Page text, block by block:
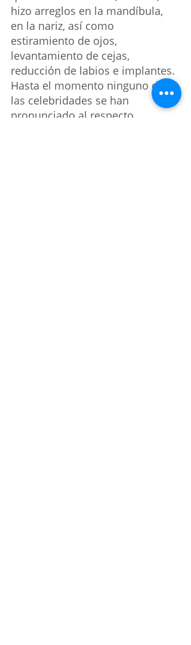
hizo arreglos en la mandíbula,
en la nariz, así como
estiramiento de ojos,
levantamiento de cejas,
reducción de labios e implantes.
Hasta el momento ninguno de
las celebridades se han
pronunciado al respecto.